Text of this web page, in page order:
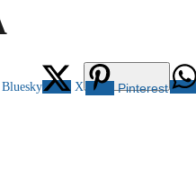
Bluesky X Pinterest